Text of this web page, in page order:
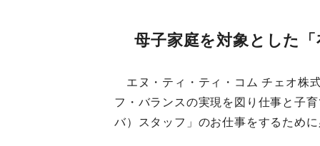
母子家庭を対象とした
エヌ・ティ・ティ・コム チェオ株
フ・バランスの実現を図り仕事と子
バ）スタッフ」のお仕事をするため